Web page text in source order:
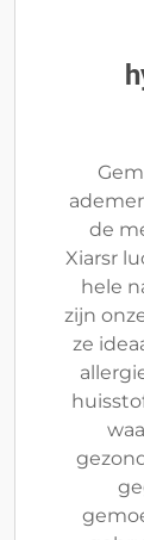
de
Xiarsr
hele
zijn
ze